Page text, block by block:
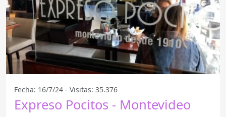
Fecha: 16/7/24 - Visitas: 35.376
Expreso Pocitos - Montevideo